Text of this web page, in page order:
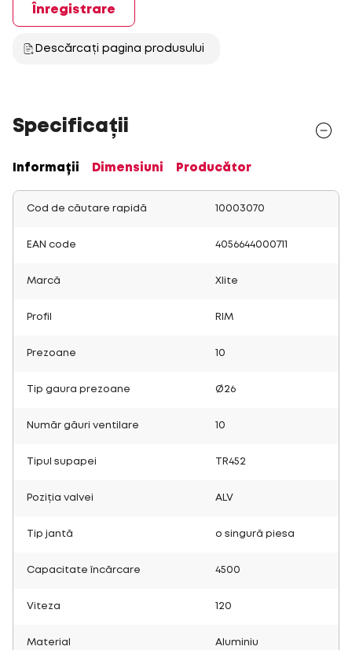
Înregistrare
Descărcați pagina produsului
Specificații
Informații Dimensiuni Producător
Cod de căutare rapidă 10003070
EAN code 4056644000711
Marcă Xlite
Profil RIM
Prezoane 10
Tip gaura prezoane Ø26
Număr găuri ventilare 10
Tipul supapei TR452
Poziția valvei ALV
Tip jantă o singură piesa
Capacitate încărcare 4500
Viteza 120
Material Aluminiu